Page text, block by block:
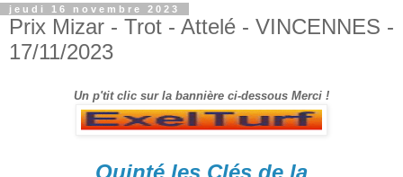
jeudi 16 novembre 2023
Prix Mizar - Trot - Attelé - VINCENNES -
17/11/2023
Un p'tit clic sur la bannière ci-dessous Merci !
Quinté les Clés de la